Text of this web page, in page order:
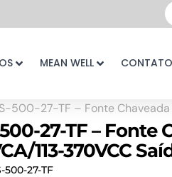
...
MEAN WELL CONTATO
500-27-TF – Fonte
27-TF –
113-370VCC
500-27-TF